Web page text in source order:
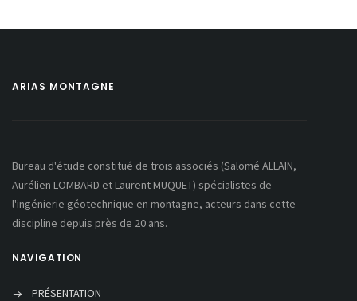
ARIAS MONTAGNE
Bureau d'étude constitué de trois associés (Salomé ALLAIN,
Aurélien LOMBARD et Laurent MUQUET) spécialistes de
l'ingénierie géotechnique en montagne, acteurs dans cette
discipline depuis près de 20 ans.
NAVIGATION
PRÉSENTATION